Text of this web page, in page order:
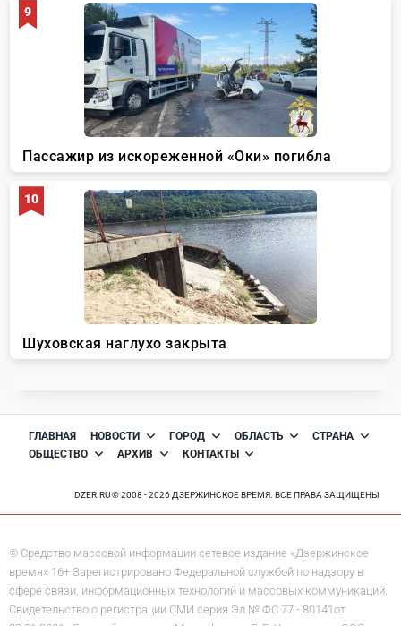
ГЛАВНАЯ НОВОСТИ ГОРОД ОБЛАСТЬ
СТРАНА
ОБЩЕСТВО
АРХИВ КОНТАКТЫ
DZER.RU © 2008 - 2026 ДЗЕРЖИНСКОЕ ВРЕМЯ. ВСЕ ПРАВА ЗАЩИЩЕНЫ
© Средство массовой информации сетевое издание «Дзержинское
время» 16+ Зарегистрировано Федеральной службой по надзору в
сфере связи, информационных технологий и массовых коммуникаций.
Свидетельство о регистрации СМИ серия Эл № ФС 77 - 80141от